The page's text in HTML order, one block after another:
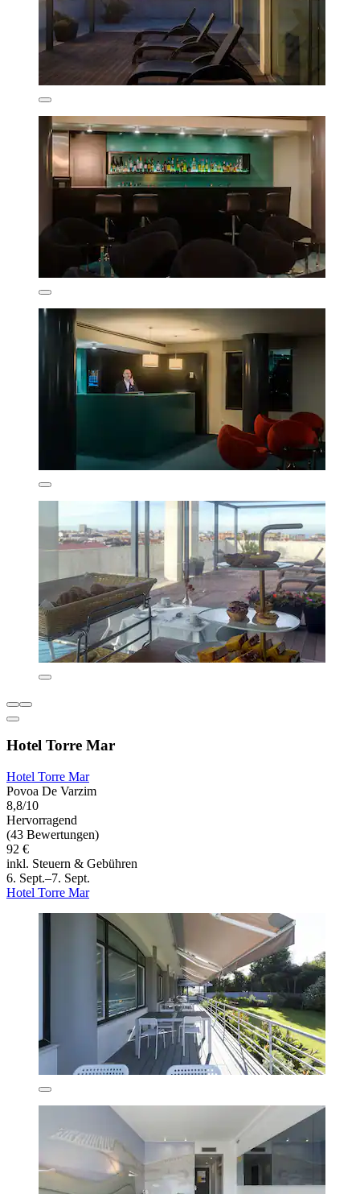
Hotel Torre Mar
Hotel Torre Mar
Povoa De Varzim
8,8/10
Hervorragend
(43 Bewertungen)
92 €
inkl. Steuern & Gebühren
6. Sept.–7. Sept.
Hotel Torre Mar